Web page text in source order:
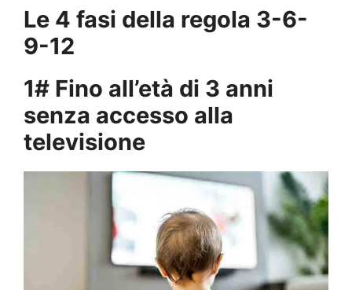
Le 4 fasi della regola 3-6-
9-12
1# Fino all’età di 3 anni
senza accesso alla
televisione